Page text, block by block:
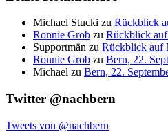
Michael Stucki zu Rückblick
Ronnie Grob zu Rückblick
Supportmän zu Rückblick auf
Ronnie Grob zu Bern, 22.
Michael zu Bern, 22.
Twitter @nachbern
Tweets von @nachbern